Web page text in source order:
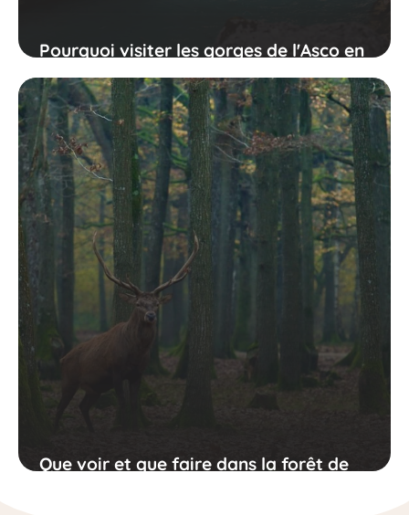
Pourquoi visiter les gorges de l'Asco en
Corse ?
Que voir et que faire dans la forêt de